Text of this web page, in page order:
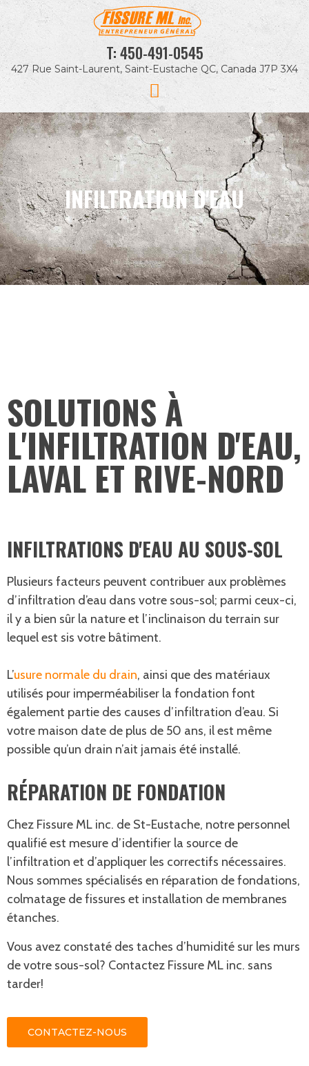
T:450-491-0545
427 Rue Saint-Laurent, Saint-Eustache QC, Canada J7P 3X4
INFILTRATION D'EAU
SOLUTIONS À
L'INFILTRATION D'EAU,
LAVAL ET RIVE-NORD
INFILTRATIONS D'EAU AU SOUS-SOL
Plusieurs facteurs peuvent contribuer aux problèmes
d’infiltration d’eau dans votre sous-sol; parmi ceux-ci,
il y a bien sûr la nature et l’inclinaison du terrain sur
lequel est sis votre bâtiment.
L’usure normale du drain, ainsi que des matériaux
utilisés pour imperméabiliser la fondation font
également partie des causes d’infiltration d’eau. Si
votre maison date de plus de 50 ans, il est même
possible qu’un drain n’ait jamais été installé.
RÉPARATION DE FONDATION
Chez Fissure ML inc. de St-Eustache, notre personnel
qualifié est mesure d’identifier la source de
l’infiltration et d’appliquer les correctifs nécessaires.
Nous sommes spécialisés en réparation de fondations,
colmatage de fissures et installation de membranes
étanches.
Vous avez constaté des taches d’humidité sur les murs
de votre sous-sol? Contactez Fissure ML inc. sans
tarder!
CONTACTEZ-NOUS